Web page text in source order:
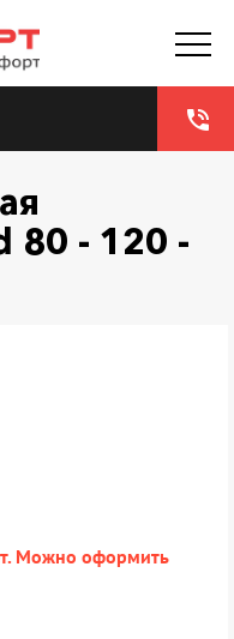
phone_in_talk
80 - 120 -
Можно оформить